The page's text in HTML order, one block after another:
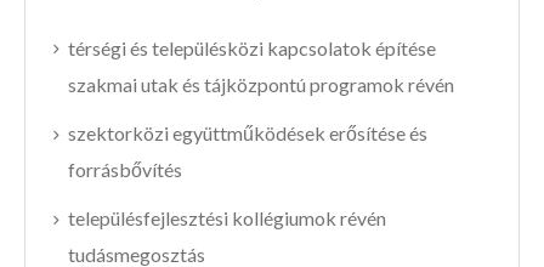
térségi és településközi kapcsolatok építése
szakmai utak és tájközpontú programok révén
szektorközi együttműködések erősítése és
forrásbővítés
településfejlesztési kollégiumok révén
tudásmegosztás